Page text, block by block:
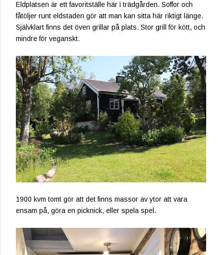
Eldplatsen är ett favoritställe här i trädgården. Soffor och
fåtöljer runt eldstaden gör att man kan sitta här riktigt länge.
Självklart finns det öven grillar på plats. Stor grill för kött, och
mindre för veganskt.
1900 kvm tomt gör att det finns massor av ytor att vara
ensam på, göra en picknick, eller spela spel.